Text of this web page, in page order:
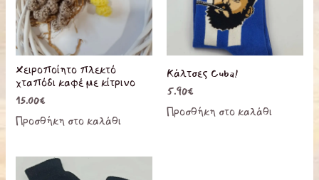
Χειροποίητο πλεκτό
χταπόδι καφέ με κίτρινο
15.00€
Προσθήκη στο καλάθι
Κάλτσες Cuba!
5.90€
Προσθήκη στο καλάθι